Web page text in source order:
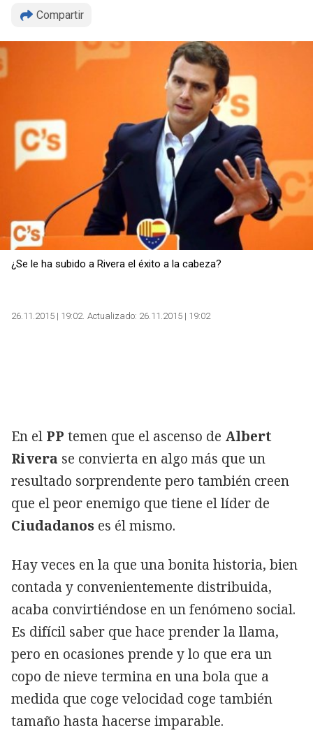
Compartir
¿Se le ha subido a Rivera el éxito a la cabeza?
26.11.2015 | 19:02 Actualizado: 26.11.2015 | 19:02
En el PP temen que el ascenso de Albert
Rivera se convierta en algo más que un
resultado sorprendente pero también creen
que el peor enemigo que tiene el líder de
Ciudadanos es él mismo.
Hay veces en la que una bonita historia, bien
contada y convenientemente distribuida,
acaba convirtiéndose en un fenómeno social.
Es difícil saber que hace prender la llama,
pero en ocasiones prende y lo que era un
copo de nieve termina en una bola que a
medida que coge velocidad coge también
tamaño hasta hacerse imparable.